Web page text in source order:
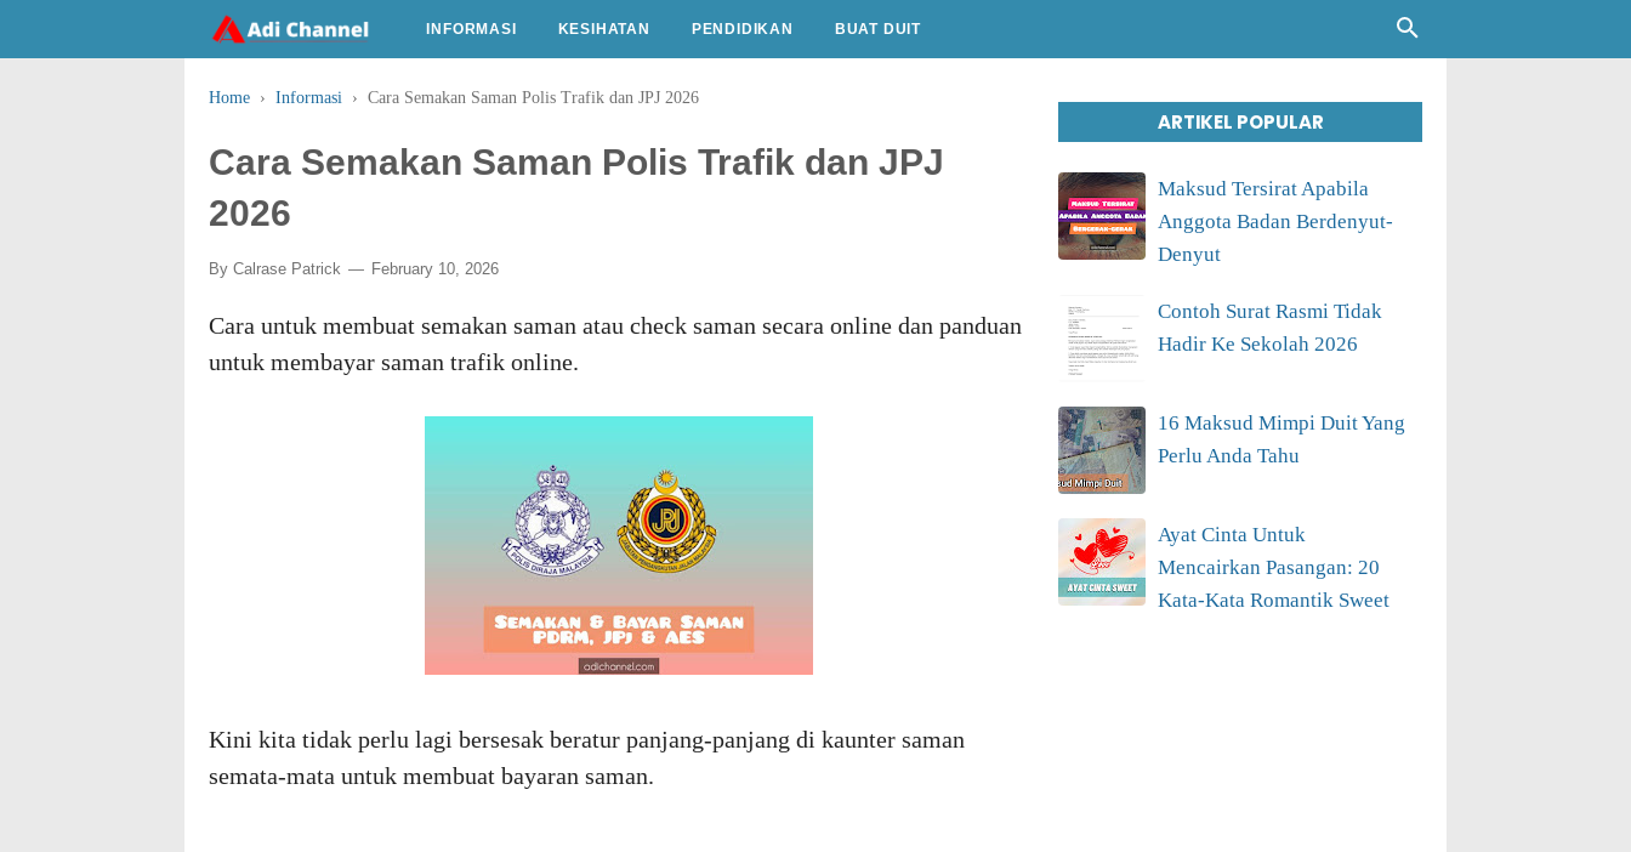
INFORMASI KESIHATAN PENDIDIKAN BUAT DUIT
Home › Informasi › Cara Semakan Saman Polis Trafik dan JPJ 2026
Cara Semakan Saman Polis Trafik dan JPJ
2026
By Calrase Patrick February 10, 2026
Cara untuk membuat semakan saman atau check saman secara online dan panduan
untuk membayar saman trafik online.
Kini kita tidak perlu lagi bersesak beratur panjang-panjang di kaunter saman
semata-mata untuk membuat bayaran saman.
ARTIKEL POPULAR
Maksud Tersirat Apabila
Anggota Badan Berdenyut-
Denyut
Contoh Surat Rasmi Tidak
Hadir Ke Sekolah 2026
16 Maksud Mimpi Duit Yang
Perlu Anda Tahu
Ayat Cinta Untuk
Mencairkan Pasangan: 20
Kata-Kata Romantik Sweet